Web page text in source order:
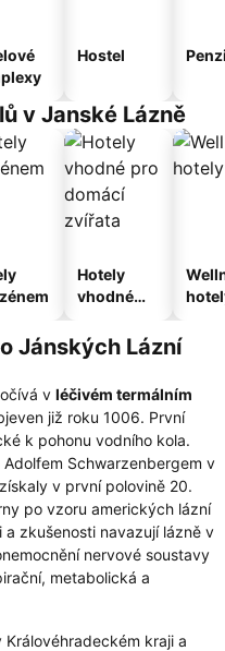
Hostel
v Janské Lázně
Hotely
vhodné
domácí
zvířata
Jánských Lázní
v léčivém termálním
již roku 1006. První
k pohonu vodního kola.
Schwarzenbergem v
v první polovině 20.
po vzoru amerických lázní
zkušenosti navazují lázně v
nervové soustavy
metabolická a
kraji a